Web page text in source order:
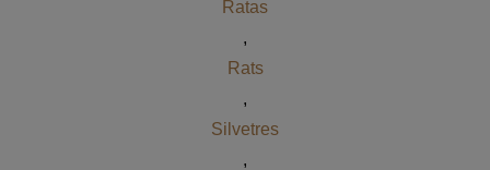
Ratas
,
Rats
,
Silvetres
,